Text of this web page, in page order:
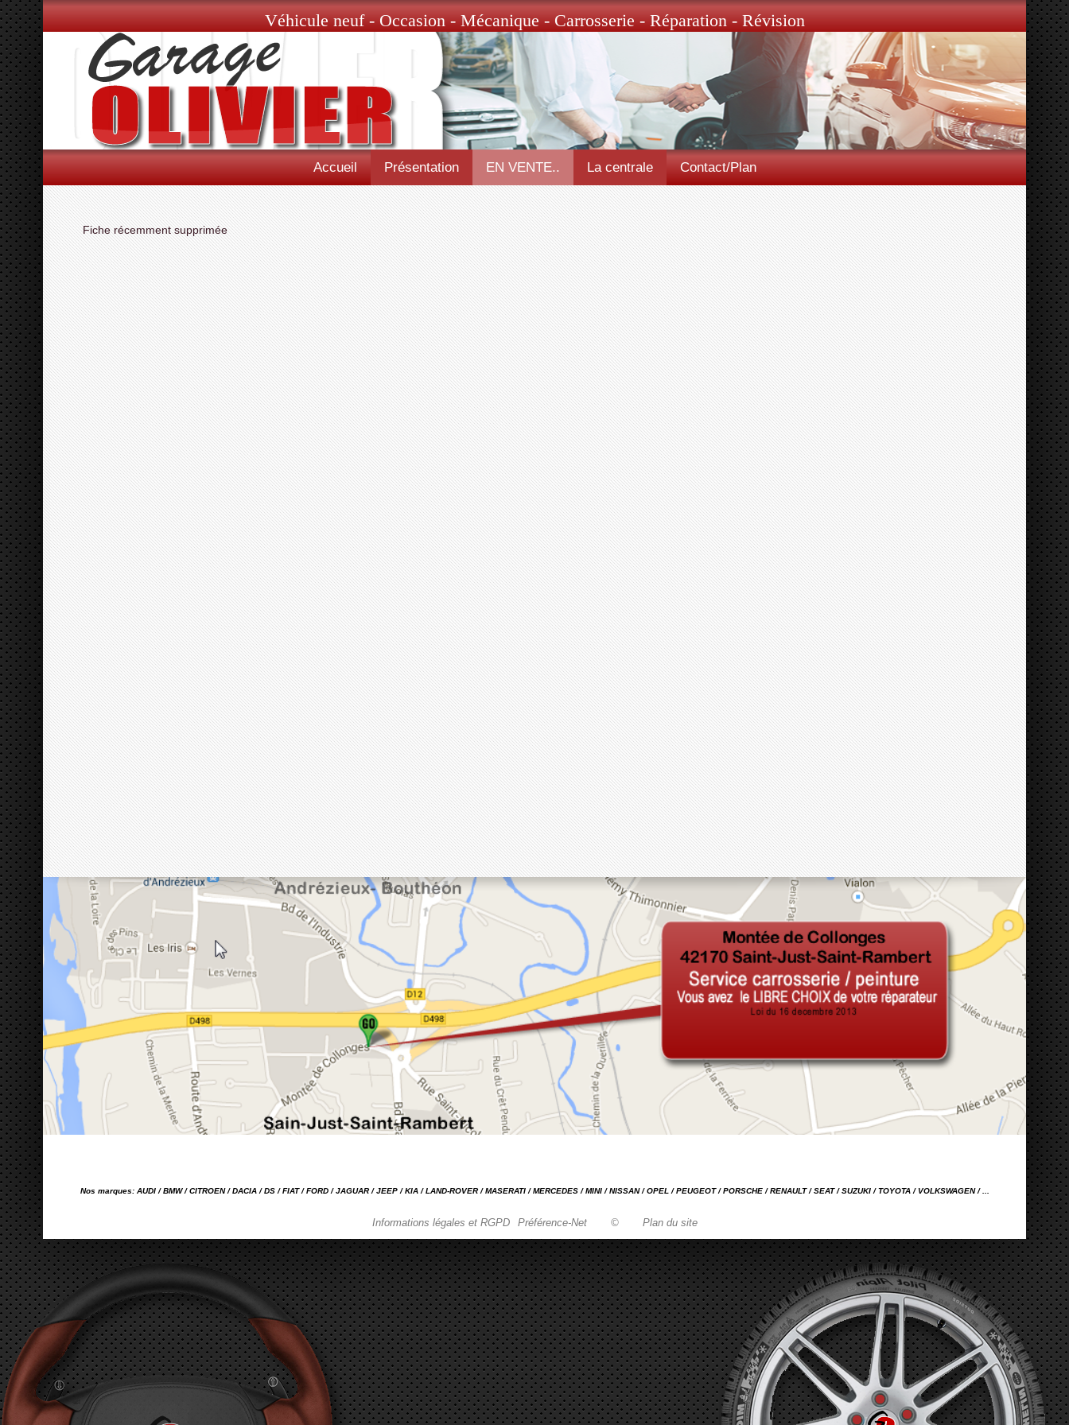
Véhicule neuf - Occasion - Mécanique - Carrosserie - Réparation - Révision
Accueil Présentation EN VENTE.. La centrale Contact/Plan
Fiche récemment supprimée
Nos marques: AUDI / BMW / CITROEN / DACIA / DS / FIAT / FORD / JAGUAR / JEEP / KIA / LAND-ROVER / MASERATI / MERCEDES / MINI / NISSAN / OPEL / PEUGEOT / PORSCHE / RENAULT / SEAT / SUZUKI / TOYOTA / VOLKSWAGEN / ...
Informations légales et RGPD Préférence-Net © Plan du site
Garage automobile Reparation, entretien, carrosserie, concessionnaire Loire 42